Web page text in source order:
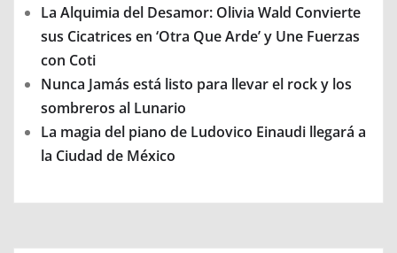
La Alquimia del Desamor: Olivia Wald Convierte
sus Cicatrices en ‘Otra Que Arde’ y Une Fuerzas
con Coti
Nunca Jamás está listo para llevar el rock y los
sombreros al Lunario
La magia del piano de Ludovico Einaudi llegará a
la Ciudad de México